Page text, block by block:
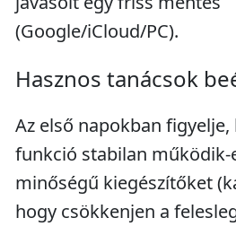
(Google/iCloud/PC).
Hasznos tanácsok
Az első napokban
funkció stabilan működik-
minőségű kiegészítőket
hogy csökkenjen a